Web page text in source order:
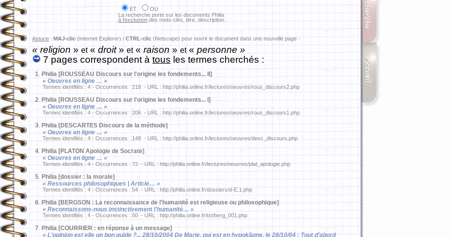
ET
OU
La recherche porte sur les documents Philia
à l'exclusion des mots-clés, titre, description.
Astuce : MAJ-clic (Internet Explorer) / CTRL-clic (Netscape) pour ouvrir le document dans une nouvelle page -
« religion » et« droit» et« raison » et« personne »
7 pages correspondent à tous les termes cherchés :
1. Philia [ROUSSEAU Discours sur l'origine les fondements... II]
« Oeuvres en ligne … »
Termes identifiés : 4 - Occurrences : 218 - URL : http://philia.online.fr/lectures/oeuvres/rous_discours2.php
2. Philia [ROUSSEAU Discours sur l'origine les fondements... I]
« Oeuvres en ligne … »
Termes identifiés : 4 - Occurrences : 206 - URL : http://philia.online.fr/lectures/oeuvres/rous_discours1.php
3. Philia [DESCARTES Discours de la méthode]
« Oeuvres en ligne … »
Termes identifiés : 4 - Occurrences : 148 - URL : http://philia.online.fr/lectures/oeuvres/desc_discours.php
4. Philia [PLATON Apologie de Socrate]
« Oeuvres en ligne … »
Termes identifiés : 4 - Occurrences : 72 - URL : http://philia.online.fr/lectures/oeuvres/plat_apologie.php
5. Philia [dossier : la morale]
« Ressources philosophiques | Article… »
Termes identifiés : 4 - Occurrences : 54 - URL : http://philia.online.fr/dossiers/d-E,1.php
6. Philia [BERGSON : La reconnaissance de l'humanité est religieuse ou philosophique]
« Reconnaissons-nous instinctivement l'humanité… »
Termes identifiés : 4 - Occurrences : 50 - URL : http://philia.online.fr/txt/berg_001.php
7. Philia [COURRIER : en réponse à un message]
« L'opinion est elle un bon guide ?... 28/10/2004 De Marie, qui est en hypokâgne, le 28/10/04 : Tout d'abord